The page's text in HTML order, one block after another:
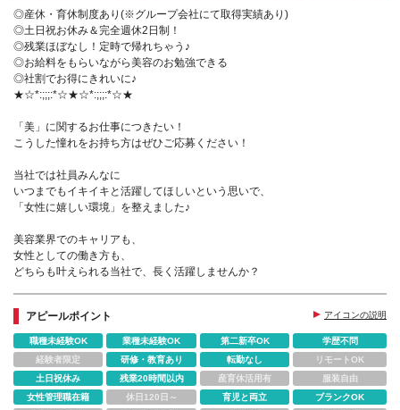
◎産休・育休制度あり(※グループ会社にて取得実績あり)
◎土日祝お休み＆完全週休2日制！
◎残業ほぼなし！定時で帰れちゃう♪
◎お給料をもらいながら美容のお勉強できる
◎社割でお得にきれいに♪
★☆*:;;;:*☆★☆*:;;;:*☆★
「美」に関するお仕事につきたい！
こうした憧れをお持ち方はぜひご応募ください！
当社では社員みんなに
いつまでもイキイキと活躍してほしいという思いで、
「女性に嬉しい環境」を整えました♪
美容業界でのキャリアも、
女性としての働き方も、
どちらも叶えられる当社で、長く活躍しませんか？
アピールポイント アイコンの説明
職種未経験OK 業種未経験OK 第二新卒OK
学歴不問
経験者限定
研修・教育あり 転勤なし
リモートOK
土日祝休み
残業20時間以内 産育休活用有
服装自由
女性管理職在籍
休日120日～ 育児と両立
ブランクOK